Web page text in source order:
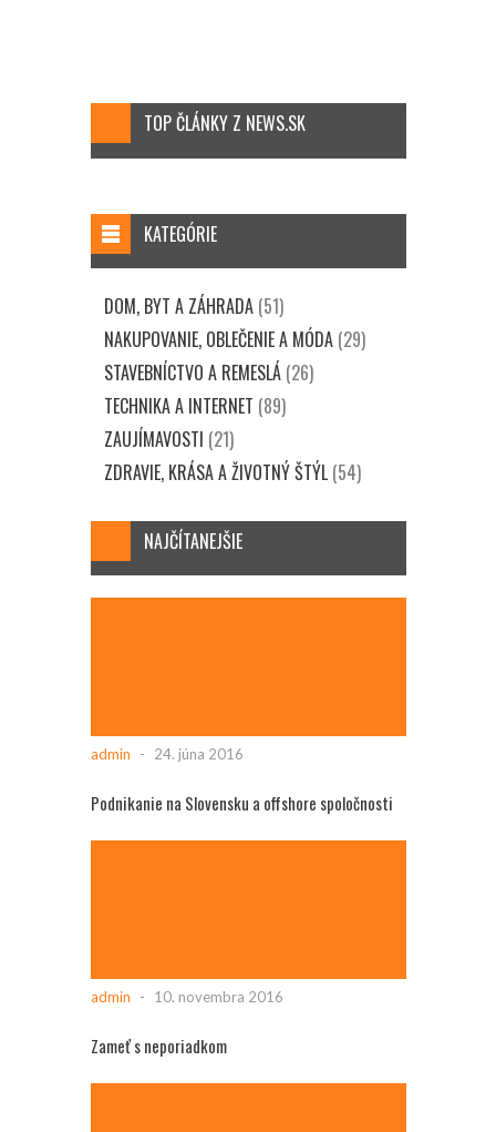
TOP ČLÁNKY Z NEWS.SK
KATEGÓRIE
DOM, BYT A ZÁHRADA(51)
NAKUPOVANIE, OBLEČENIE A MÓDA(29)
STAVEBNÍCTVO A REMESLÁ(26)
TECHNIKA A INTERNET (89)
ZAUJÍMAVOSTI (21)
ZDRAVIE, KRÁSA A ŽIVOTNÝ ŠTÝL(54)
NAJČÍTANEJŠIE
admin - 24. júna 2016
Podnikanie na Slovensku a offshore spoločnosti
admin - 10. novembra 2016
Zameť s neporiadkom